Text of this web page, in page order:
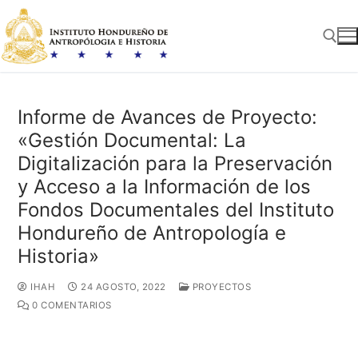
al
contenido
Informe de Avances de Proyecto:
«Gestión Documental: La
Digitalización para la Preservación
y Acceso a la Información de los
Fondos Documentales del Instituto
Hondureño de Antropología e
Historia»
IHAH 24 AGOSTO, 2022
PROYECTOS
0 COMENTARIOS